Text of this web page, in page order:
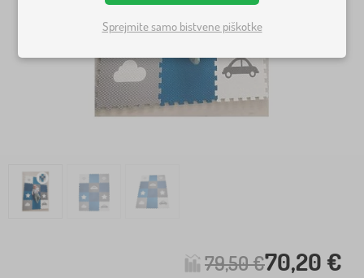
79,50 €70,20 €
Sprejmite samo bistvene piškotke